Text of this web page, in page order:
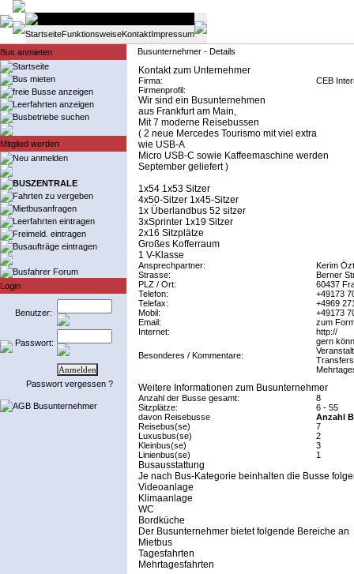
StartseiteFunktionsweiseKontaktImpressum
Bus anmieten
Startseite
Bus mieten
freie Busse anzeigen
Leerfahrten anzeigen
Busbetriebe suchen
Mitglied werden
Neu anmelden
BUSZENTRALE
Fahrten zu vergeben
Mietbusanfragen
Leerfahrten eintragen
Freimeld. eintragen
Busaufträge eintragen
Busfahrer Forum
Login
Benutzer:
Passwort:
Passwort vergessen ?
AGB Busunternehmer
Busunternehmer - Details
Kontakt zum Unternehmer
Firma:
CEB
Firmenprofil:
Wir sind ein Busunternehmen
aus Frankfurt am Main,
Mit 7 moderne Reisebussen
( 2 neue Mercedes Tourismo mit viel extra
wie USB-A
Micro USB-C sowie Kaffeemaschine werden
September geliefert )
1x54 1x53 Sitzer
4x50-Sitzer 1x45-Sitzer
1x Überlandbus 52 sitzer
3xSprinter 1x19 Sitzer
2x16 Sitzplätze
Großes Kofferraum
1 V-Klasse
Ansprechpartner:
Kerim
Strasse:
Berner
PLZ / Ort:
60437
Telefon:
+49173
Telefax:
+4969
Mobil:
+49173
Email:
zum
Internet:
http://
Besonderes / Kommentare:
gern
Weitere Informationen zum Busunternehmer
Anzahl der Busse gesamt:
8
Sitzplätze:
6 - 55
davon Reisebusse
Anzahl
Reisebus(se)
7
Luxusbus(se)
2
Kleinbus(se)
3
Linienbus(se)
1
Busausstattung
Je nach Bus-Kategorie beinhalten die Busse
Videoanlage
Klimaanlage
WC
Bordküche
Der Busunternehmer bietet folgende Bereiche an
Mietbus
Tagesfahrten
Mehrtagesfahrten